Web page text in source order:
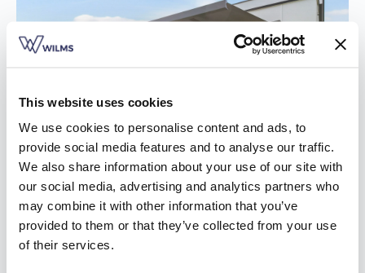
This website uses cookies
We use cookies to personalise content and ads, to
provide social media features and to analyse our traffic.
We also share information about your use of our site with
our social media, advertising and analytics partners who
may combine it with other information that you’ve
provided to them or that they’ve collected from your use
of their services.
De vele voordelen van een zonnescherm in